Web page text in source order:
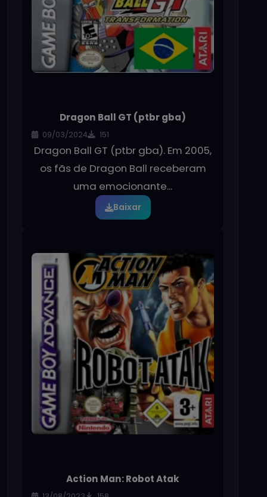
Dragon Ball GT (ptbr gba)
09/03/2024 151
Dragon Ball GT (ptbr gba). Em 2005,
os fãs de Dragon Ball receberam
uma emocionante...
Baixar
Action Man: Robot Atak